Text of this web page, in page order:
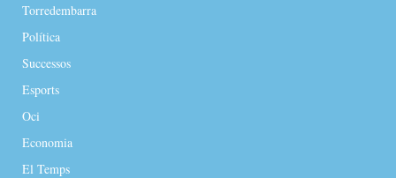
Torredembarra
Política
Successos
Esports
Oci
Economia
El Temps